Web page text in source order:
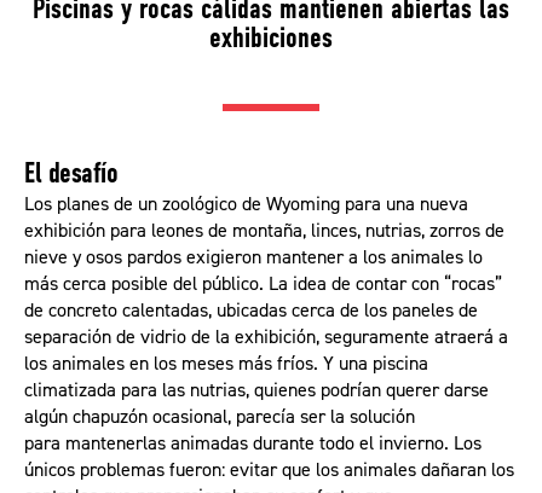
Piscinas y rocas cálidas mantienen abiertas las
exhibiciones
El desafío
Los planes de un zoológico de Wyoming para una nueva
exhibición para leones de montaña, linces, nutrias, zorros de
nieve y osos pardos exigieron mantener a los animales lo
más cerca posible del público. La idea de contar con “rocas”
de concreto calentadas, ubicadas cerca de los paneles de
separación de vidrio de la exhibición, seguramente atraerá a
los animales en los meses más fríos. Y una piscina
climatizada para las nutrias, quienes podrían querer darse
algún chapuzón ocasional, parecía ser la solución
para mantenerlas animadas durante todo el invierno. Los
únicos problemas fueron: evitar que los animales dañaran los